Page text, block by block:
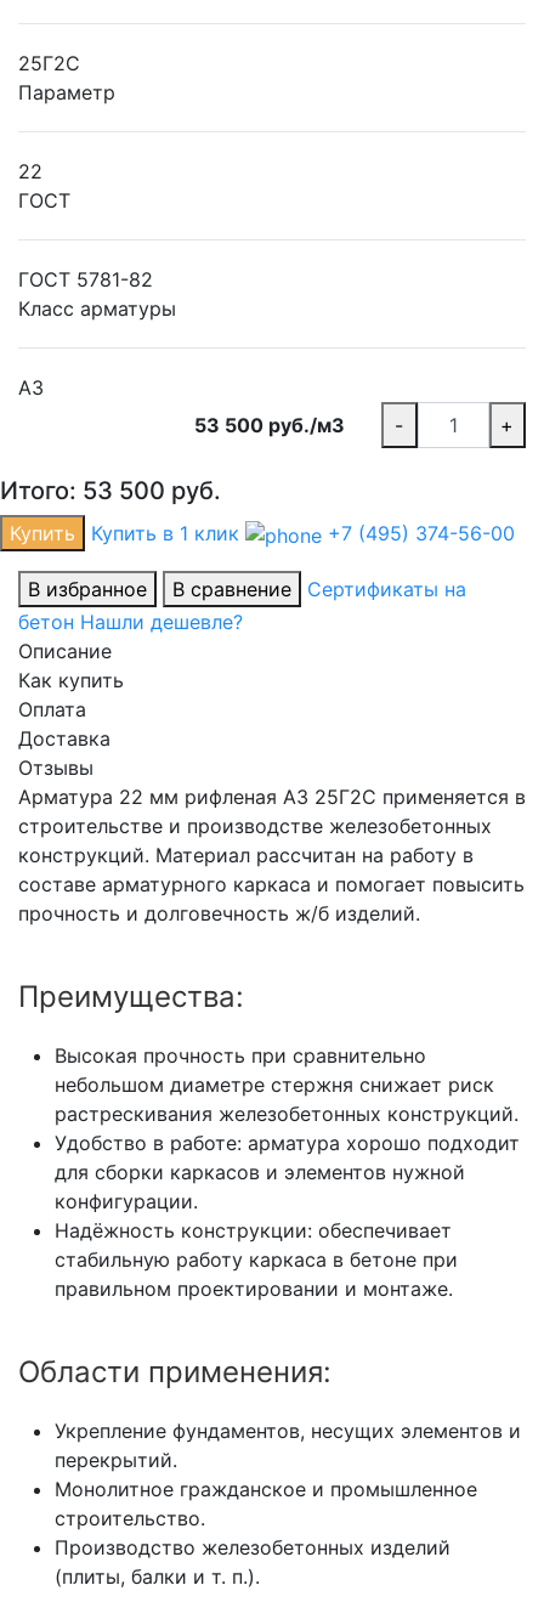
25Г2С
Параметр
22
ГОСТ
ГОСТ 5781-82
Класс арматуры
А3
53 500 руб./м3
- +
Итого: 53 500 руб.
Купить Купить в 1 клик +7 (495) 374-56-00
В избранное В сравнение
Сертификаты на
бетон Нашли дешевле?
Описание
Как купить
Оплата
Доставка
Отзывы
Арматура 22 мм рифленая А3 25Г2С применяется в
строительстве и производстве железобетонных
конструкций. Материал рассчитан на работу в
составе арматурного каркаса и помогает повысить
прочность и долговечность ж/б изделий.
Преимущества:
Высокая прочность при сравнительно
небольшом диаметре стержня снижает риск
растрескивания железобетонных конструкций.
Удобство в работе: арматура хорошо подходит
для сборки каркасов и элементов нужной
конфигурации.
Надёжность конструкции: обеспечивает
стабильную работу каркаса в бетоне при
правильном проектировании и монтаже.
Области применения:
Укрепление фундаментов, несущих элементов и
перекрытий.
Монолитное гражданское и промышленное
строительство.
Производство железобетонных изделий
(плиты, балки и т. п.).